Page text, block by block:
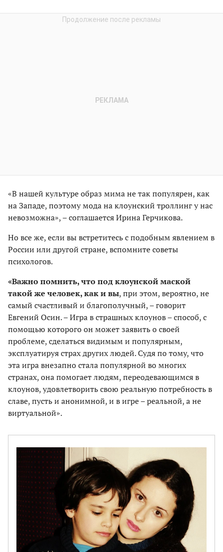
«В нашей культуре образ мима не так популярен, как
на Западе, поэтому мода на клоунский троллинг у нас
невозможна», – соглашается Ирина Герчикова.
Но все же, если вы встретитесь с подобным явлением в
России или другой стране, вспомните советы
психологов.
«Важно помнить, что под клоунской маской
такой же человек, как и вы, при этом, вероятно, не
самый счастливый и благополучный, – говорит
Евгений Осин. – Игра в страшных клоунов – способ, с
помощью которого он может заявить о своей
проблеме, сделаться видимым и популярным,
эксплуатируя страх других людей. Судя по тому, что
эта игра внезапно стала популярной во многих
странах, она помогает людям, переодевающимся в
клоунов, удовлетворить свою реальную потребность в
славе, пусть и анонимной, и в игре – реальной, а не
виртуальной».